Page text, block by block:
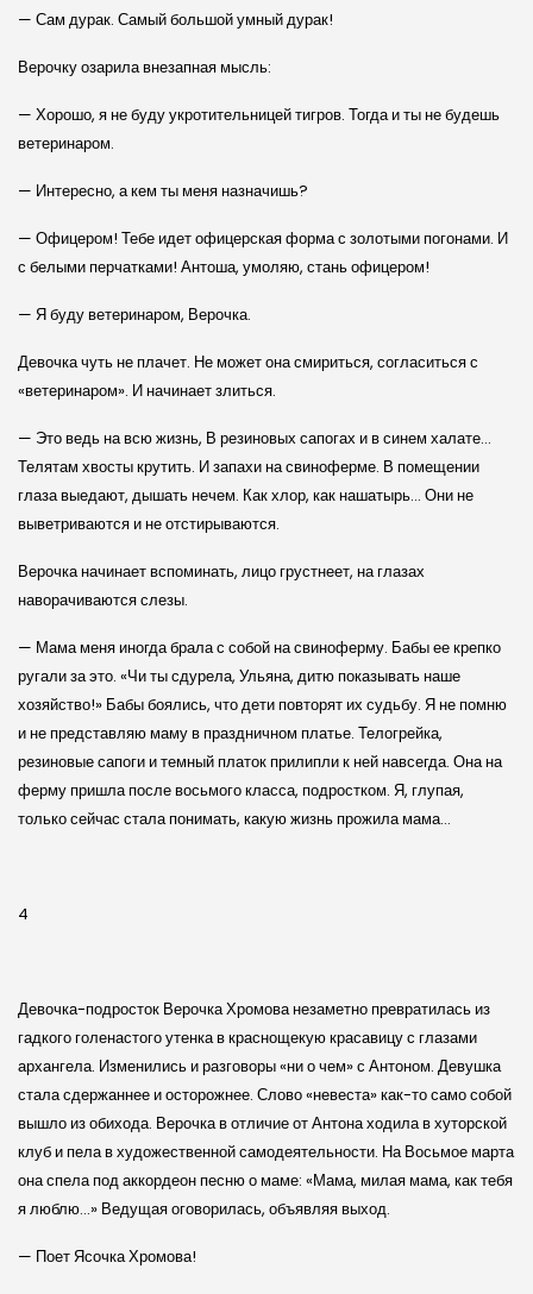
— Сам дурак. Самый большой умный дурак!
Верочку озарила внезапная мысль:
— Хорошо, я не буду укротительницей тигров. Тогда и ты не будешь
ветеринаром.
— Интересно, а кем ты меня назначишь?
— Офицером! Тебе идет офицерская форма с золотыми погонами. И
с белыми перчатками! Антоша, умоляю, стань офицером!
— Я буду ветеринаром, Верочка.
Девочка чуть не плачет. Не может она смириться, согласиться с
«ветеринаром». И начинает злиться.
— Это ведь на всю жизнь, В резиновых сапогах и в синем халате…
Телятам хвосты крутить. И запахи на свиноферме. В помещении
глаза выедают, дышать нечем. Как хлор, как нашатырь… Они не
выветриваются и не отстирываются.
Верочка начинает вспоминать, лицо грустнеет, на глазах
наворачиваются слезы.
— Мама меня иногда брала с собой на свиноферму. Бабы ее крепко
ругали за это. «Чи ты сдурела, Ульяна, дитю показывать наше
хозяйство!» Бабы боялись, что дети повторят их судьбу. Я не помню
и не представляю маму в праздничном платье. Телогрейка,
резиновые сапоги и темный платок прилипли к ней навсегда. Она на
ферму пришла после восьмого класса, подростком. Я, глупая,
только сейчас стала понимать, какую жизнь прожила мама…
4
Девочка-подросток Верочка Хромова незаметно превратилась из
гадкого голенастого утенка в краснощекую красавицу с глазами
архангела. Изменились и разговоры «ни о чем» с Антоном. Девушка
стала сдержаннее и осторожнее. Слово «невеста» как-то само собой
вышло из обихода. Верочка в отличие от Антона ходила в хуторской
клуб и пела в художественной самодеятельности. На Восьмое марта
она спела под аккордеон песню о маме: «Мама, милая мама, как тебя
я люблю…» Ведущая оговорилась, объявляя выход.
— Поет Ясочка Хромова!